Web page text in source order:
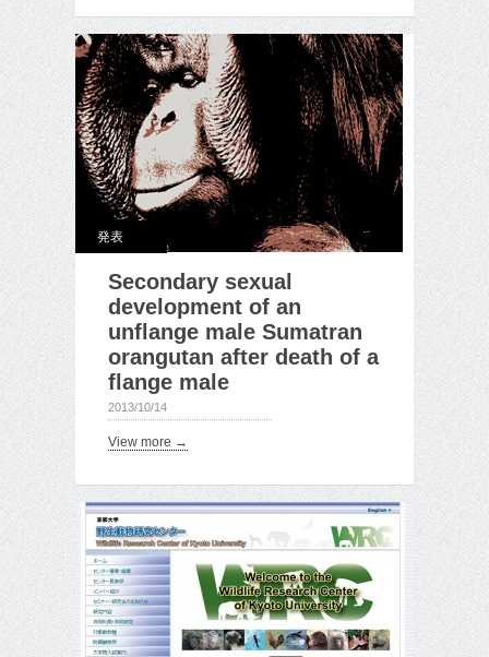
発表
Secondary sexual
development of an
unflange male Sumatran
orangutan after death of a
flange male
2013/10/14
View more →